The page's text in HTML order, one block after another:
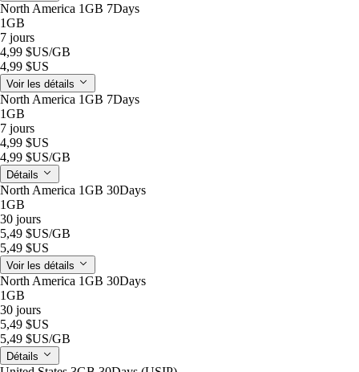
North America 1GB 7Days
1GB
7 jours
4,99 $US/GB
4,99 $US
Voir les détails
North America 1GB 7Days
1GB
7 jours
4,99 $US
4,99 $US/GB
Détails
North America 1GB 30Days
1GB
30 jours
5,49 $US/GB
5,49 $US
Voir les détails
North America 1GB 30Days
1GB
30 jours
5,49 $US
5,49 $US/GB
Détails